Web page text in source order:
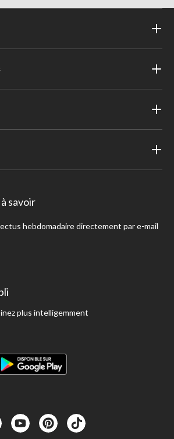
savoir
hebdomadaire directement par e-mail
plus intelligemment